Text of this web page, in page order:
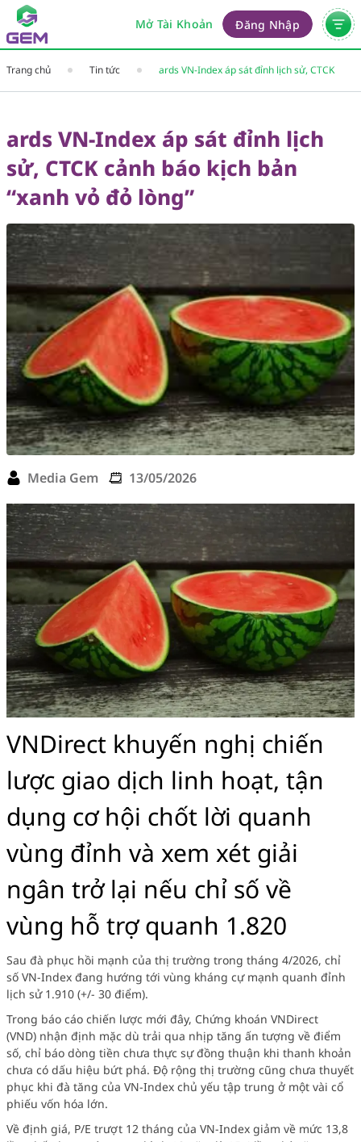
Mở Tài Khoản Đăng Nhập
Trang chủ Tin tức
ards VN-Index áp sát đỉnh lịch sử, CTCK
ards VN-Index áp sát đỉnh lịch
sử, CTCK cảnh báo kịch bản
“xanh vỏ đỏ lòng”
Media Gem 13/05/2026
VNDirect khuyến nghị chiến
lược giao dịch linh hoạt, tận
dụng cơ hội chốt lời quanh
vùng đỉnh và xem xét giải
ngân trở lại nếu chỉ số về
vùng hỗ trợ quanh 1.820
Sau đà phục hồi mạnh của thị trường trong tháng 4/2026, chỉ
số VN-Index đang hướng tới vùng kháng cự mạnh quanh đỉnh
lịch sử 1.910 (+/- 30 điểm).
Trong báo cáo chiến lược mới đây, Chứng khoán VNDirect
(VND) nhận định mặc dù trải qua nhịp tăng ấn tượng về điểm
số, chỉ báo dòng tiền chưa thực sự đồng thuận khi thanh khoản
chưa có dấu hiệu bứt phá. Độ rộng thị trường cũng chưa thuyết
phục khi đà tăng của VN-Index chủ yếu tập trung ở một vài cổ
phiếu vốn hóa lớn.
Về định giá, P/E trượt 12 tháng của VN-Index giảm về mức 13,8